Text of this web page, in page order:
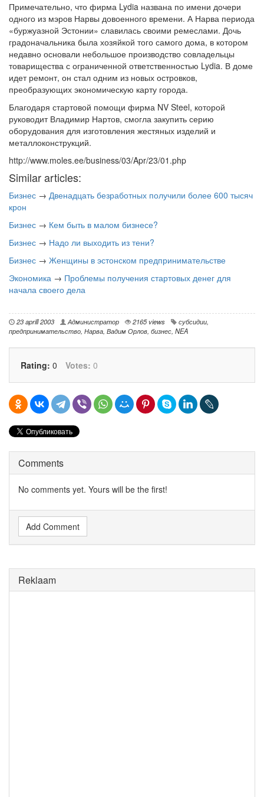
Примечательно, что фирма Lydia названа по имени дочери
одного из мэров Нарвы довоенного времени. А Нарва периода
«буржуазной Эстонии» славилась своими ремеслами. Дочь
градоначальника была хозяйкой того самого дома, в котором
недавно основали небольшое производство совладельцы
товарищества с ограниченной ответственностью Lydia. В доме
идет ремонт, он стал одним из новых островков,
преобразующих экономическую карту города.
Благодаря стартовой помощи фирма NV Steel, которой
руководит Владимир Нартов, смогла закупить серию
оборудования для изготовления жестяных изделий и
металлоконструкций.
http://www.moles.ee/business/03/Apr/23/01.php
Similar articles:
Бизнес → Двенадцать безработных получили более 600 тысяч
крон
Бизнес → Кем быть в малом бизнесе?
Бизнес → Надо ли выходить из тени?
Бизнес → Женщины в эстонском предпринимательстве
Экономика → Проблемы получения стартовых денег для
начала своего дела
23 aprill 2003 Администратор 2165 views субсидии,
предпринимательство, Нарва, Вадим Орлов, бизнес, NEA
Rating: 0 Votes: 0
Comments
No comments yet. Yours will be the first!
Add Comment
Reklaam